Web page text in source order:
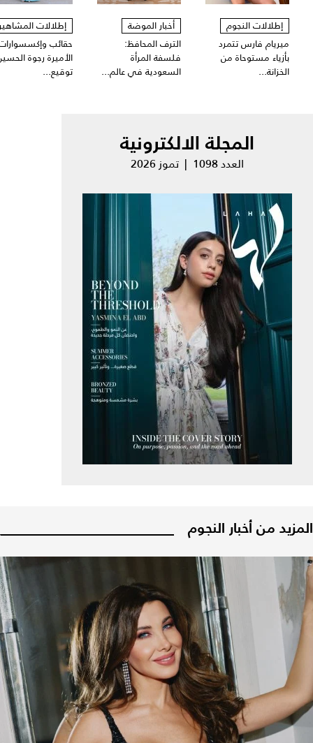
إطلالات النجوم
ميريام فارس تتمرد
بأزياء مستوحاة من
الخزانة...
أخبار الموضة
الترف المحافظ:
فلسفة المرأة
السعودية في عالم...
إطلالات
حقائب
الأميرة رجوة
توقيع...
المجلة الالكترونية
العدد 1098 | تموز 2026
المزيد من أخبار النجوم